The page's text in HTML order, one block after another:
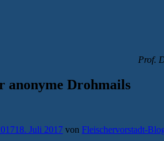
Prof.
anonyme Drohmails
18. Juli 2017 von Fleischervorstadt-